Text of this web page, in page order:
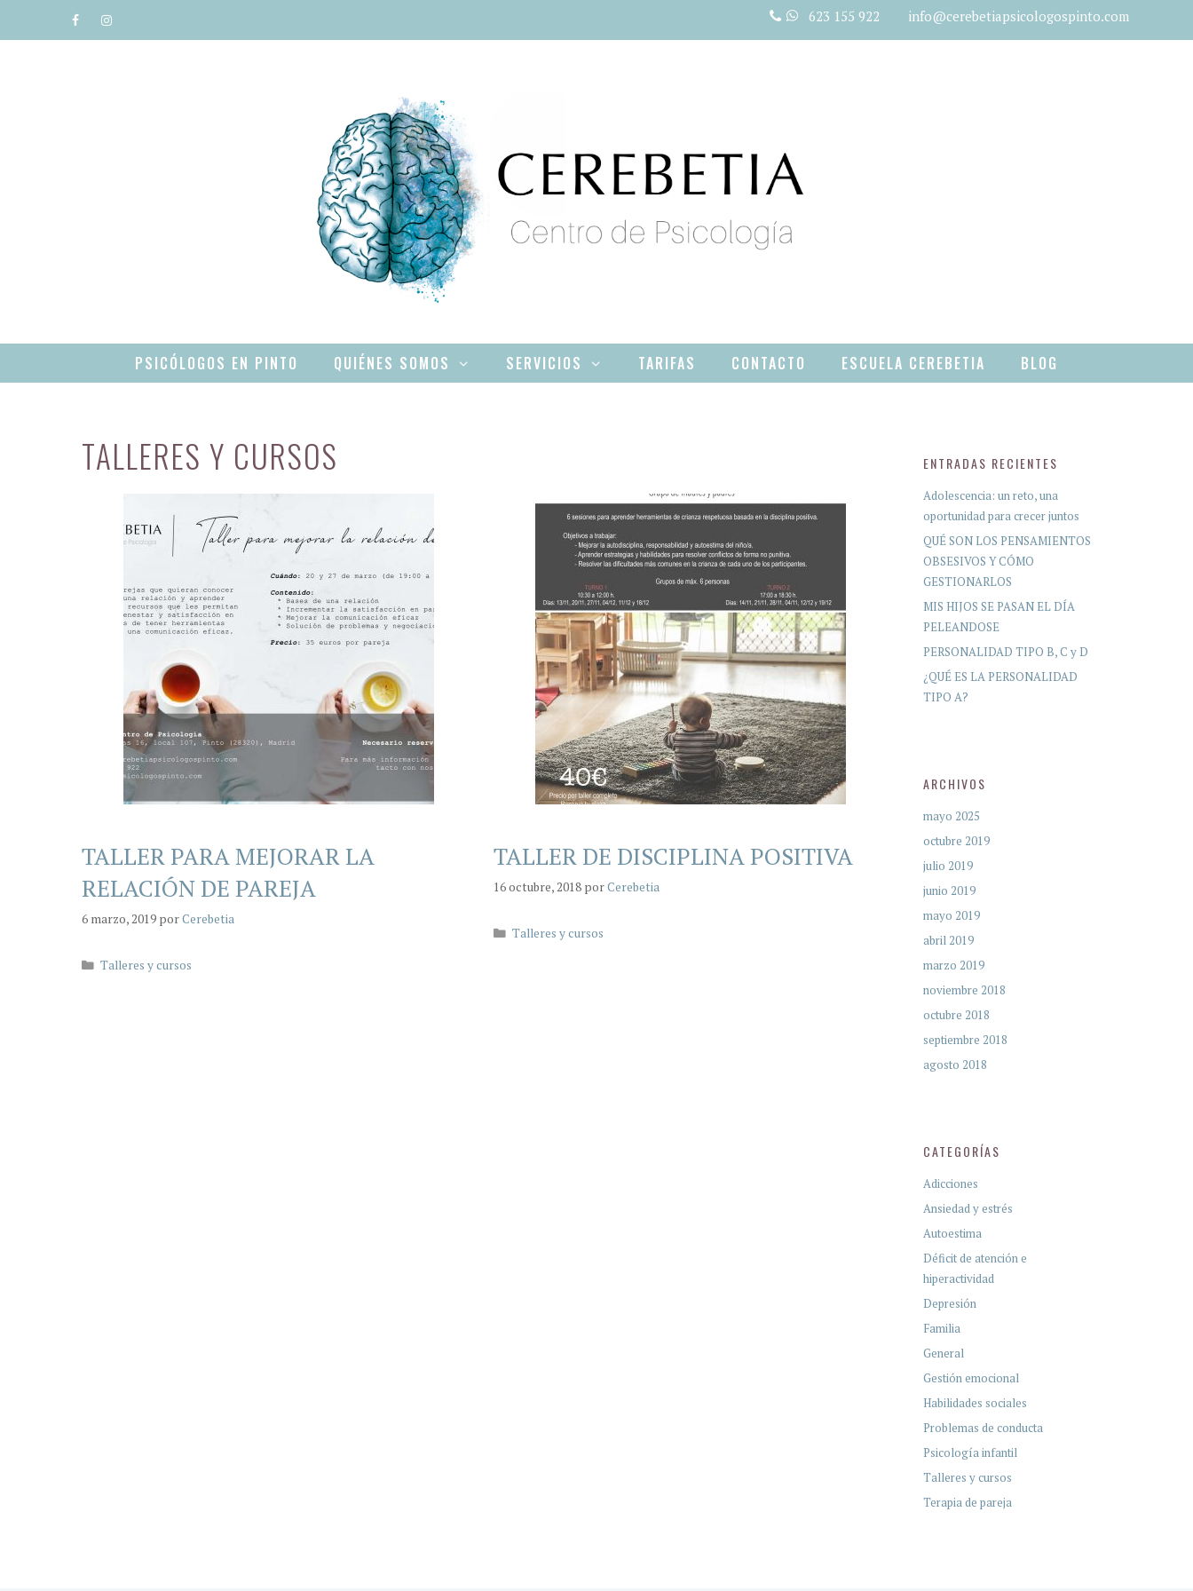
al
623 155 922 info@cerebetiapsicologospinto.com
PSICÓLOGOS EN PINTO QUIÉNES SOMOS SERVICIOS TARIFAS CONTACTO ESCUELA CEREBETIA BLOG
TALLERES Y CURSOS
TALLER PARA MEJORAR LA
RELACIÓN DE PAREJA
6 marzo, 2019 porCerebetia
Categorías
Talleres y cursos
TALLER DE DISCIPLINA POSITIVA
16 octubre, 2018 porCerebetia
Categorías
Talleres y cursos
ENTRADAS RECIENTES
Adolescencia: un reto, una
oportunidad para crecer juntos
QUÉ SON LOS PENSAMIENTOS
OBSESIVOS Y CÓMO
GESTIONARLOS
MIS HIJOS SE PASAN EL DÍA
PELEANDOSE
PERSONALIDAD TIPO B, C y D
¿QUÉ ES LA PERSONALIDAD
TIPO A?
ARCHIVOS
mayo 2025
octubre 2019
julio 2019
junio 2019
mayo 2019
abril 2019
marzo 2019
noviembre 2018
octubre 2018
septiembre 2018
agosto 2018
CATEGORÍAS
Adicciones
Ansiedad y estrés
Autoestima
Déficit de atención e
hiperactividad
Depresión
Familia
General
Gestión emocional
Habilidades sociales
Problemas de conducta
Psicología infantil
Talleres y cursos
Terapia de pareja